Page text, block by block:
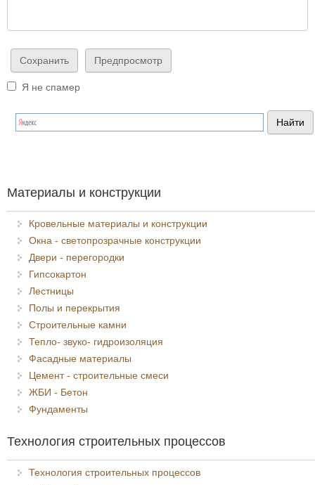
Я не спамер
Я спамер
Материалы и конструкции
Кровельные материалы и конструкции
Окна - светопрозрачные конструкции
Двери - перегородки
Гипсокартон
Лестницы
Полы и перекрытия
Строительные камни
Тепло- звуко- гидроизоляция
Фасадные материалы
Цемент - строительные смеси
ЖБИ - Бетон
Фундаменты
Технология строительных процессов
Технология строительных процессов